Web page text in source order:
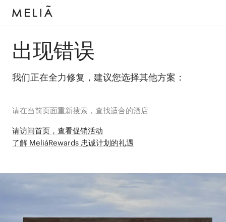
出现错误
我们正在全力修复，建议您选择其他方案：
请在当前页面重新搜索，查找适合的酒店
请访问首页，查看促销活动
了解 MeliáRewards 忠诚计划的礼遇